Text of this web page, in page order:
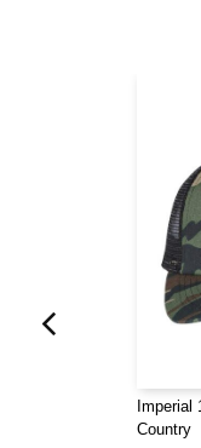
Imperial
Country